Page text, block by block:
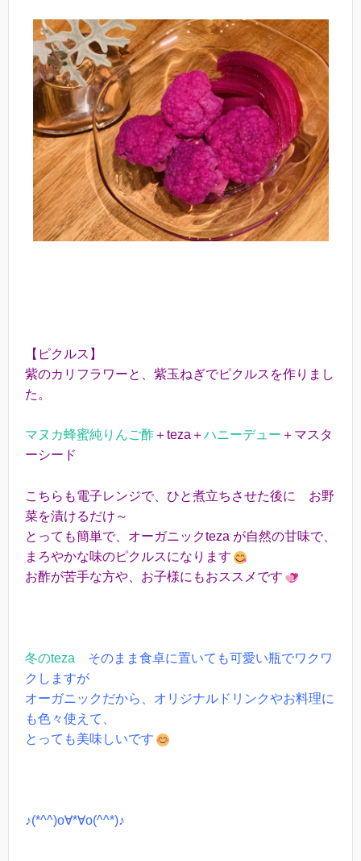
【ピクルス】
紫のカリフラワーと、紫玉ねぎでピクルスを作りまし
た。
マヌカ蜂蜜純りんご酢＋teza＋ハニーデュー ＋マスタ
ーシード
こちらも電子レンジで、ひと煮立ちさせた後に お野
菜を漬けるだけ～
とっても簡単で、オーガニックteza が自然の甘味で、
まろやかな味のピクルスになります
お酢が苦手な方や、お子様にもおススメです
冬のteza そのまま食卓に置いても可愛い瓶でワクワ
クしますが
オーガニックだから、オリジナルドリンクやお料理に
も色々使えて、
とっても美味しいです
♪(*^^)o∀*∀o(^^*)♪